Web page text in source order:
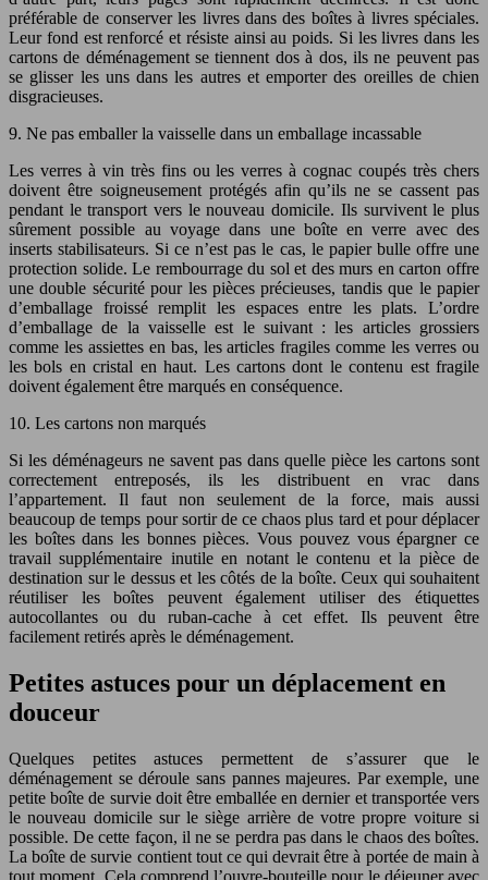
préférable de conserver les livres dans des boîtes à livres spéciales.
Leur fond est renforcé et résiste ainsi au poids. Si les livres dans les
cartons de déménagement se tiennent dos à dos, ils ne peuvent pas
se glisser les uns dans les autres et emporter des oreilles de chien
disgracieuses.
9. Ne pas emballer la vaisselle dans un emballage incassable
Les verres à vin très fins ou les verres à cognac coupés très chers
doivent être soigneusement protégés afin qu’ils ne se cassent pas
pendant le transport vers le nouveau domicile. Ils survivent le plus
sûrement possible au voyage dans une boîte en verre avec des
inserts stabilisateurs. Si ce n’est pas le cas, le papier bulle offre une
protection solide. Le rembourrage du sol et des murs en carton offre
une double sécurité pour les pièces précieuses, tandis que le papier
d’emballage froissé remplit les espaces entre les plats. L’ordre
d’emballage de la vaisselle est le suivant : les articles grossiers
comme les assiettes en bas, les articles fragiles comme les verres ou
les bols en cristal en haut. Les cartons dont le contenu est fragile
doivent également être marqués en conséquence.
10. Les cartons non marqués
Si les déménageurs ne savent pas dans quelle pièce les cartons sont
correctement entreposés, ils les distribuent en vrac dans
l’appartement. Il faut non seulement de la force, mais aussi
beaucoup de temps pour sortir de ce chaos plus tard et pour déplacer
les boîtes dans les bonnes pièces. Vous pouvez vous épargner ce
travail supplémentaire inutile en notant le contenu et la pièce de
destination sur le dessus et les côtés de la boîte. Ceux qui souhaitent
réutiliser les boîtes peuvent également utiliser des étiquettes
autocollantes ou du ruban-cache à cet effet. Ils peuvent être
facilement retirés après le déménagement.
Petites astuces pour un déplacement en
douceur
Quelques petites astuces permettent de s’assurer que le
déménagement se déroule sans pannes majeures. Par exemple, une
petite boîte de survie doit être emballée en dernier et transportée vers
le nouveau domicile sur le siège arrière de votre propre voiture si
possible. De cette façon, il ne se perdra pas dans le chaos des boîtes.
La boîte de survie contient tout ce qui devrait être à portée de main à
tout moment. Cela comprend l’ouvre-bouteille pour le déjeuner avec